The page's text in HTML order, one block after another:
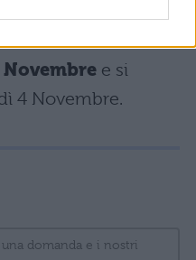
di tutti i Santi, che
scolastici saranno
e si
4 Novembre.